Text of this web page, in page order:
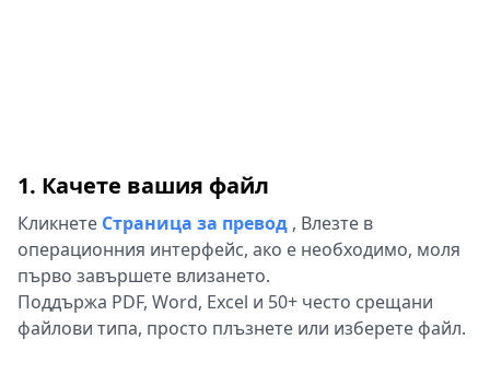
1. Качете вашия файл
Кликнете Страница за превод , Влезте в
операционния интерфейс, ако е необходимо, моля
първо завършете влизането.
Поддържа PDF, Word, Excel и 50+ често срещани
файлови типа, просто плъзнете или изберете файл.